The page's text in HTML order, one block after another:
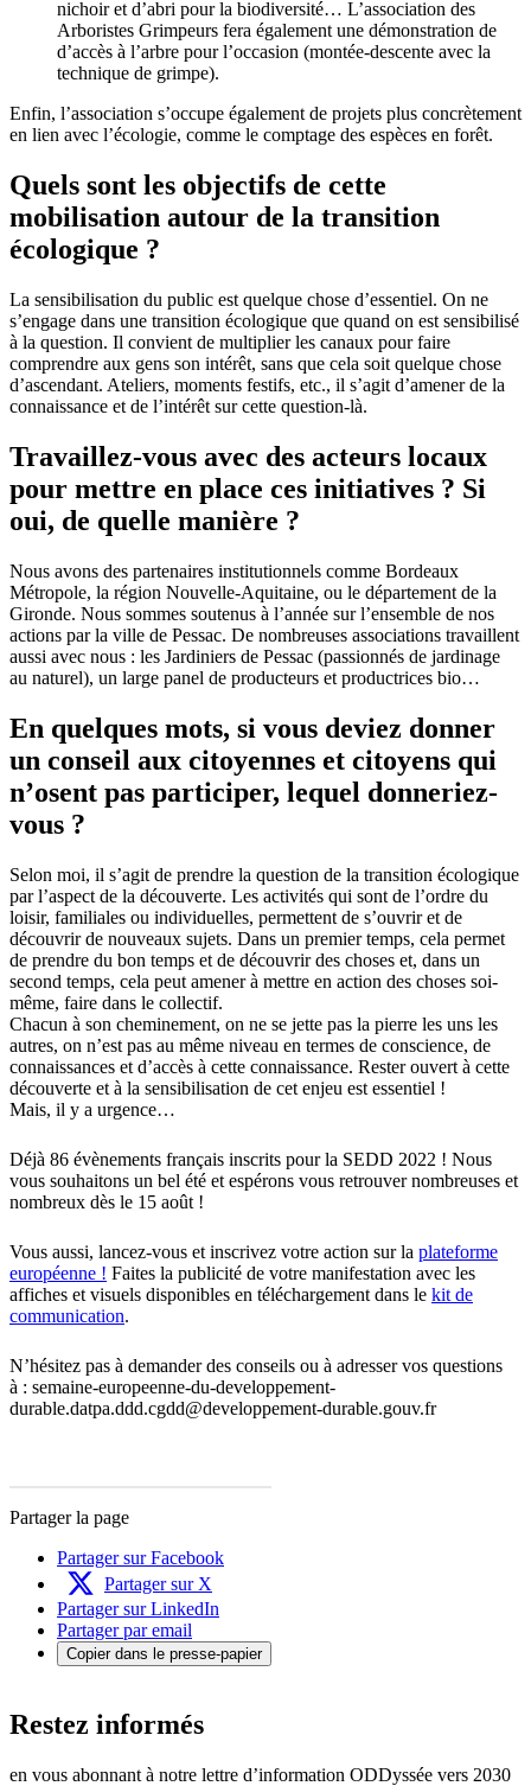
nichoir et d’abri pour la biodiversité… L’association des
Arboristes Grimpeurs fera également une démonstration de
d’accès à l’arbre pour l’occasion (montée-descente avec la
technique de grimpe).
Enfin, l’association s’occupe également de projets plus concrètement
en lien avec l’écologie, comme le comptage des espèces en forêt.
Quels sont les objectifs de cette
mobilisation autour de la transition
écologique ?
La sensibilisation du public est quelque chose d’essentiel. On ne
s’engage dans une transition écologique que quand on est sensibilisé
à la question. Il convient de multiplier les canaux pour faire
comprendre aux gens son intérêt, sans que cela soit quelque chose
d’ascendant. Ateliers, moments festifs, etc., il s’agit d’amener de la
connaissance et de l’intérêt sur cette question-là.
Travaillez-vous avec des acteurs locaux
pour mettre en place ces initiatives ? Si
oui, de quelle manière ?
Nous avons des partenaires institutionnels comme Bordeaux
Métropole, la région Nouvelle-Aquitaine, ou le département de la
Gironde. Nous sommes soutenus à l’année sur l’ensemble de nos
actions par la ville de Pessac. De nombreuses associations travaillent
aussi avec nous : les Jardiniers de Pessac (passionnés de jardinage
au naturel), un large panel de producteurs et productrices bio…
En quelques mots, si vous deviez donner
un conseil aux citoyennes et citoyens qui
n’osent pas participer, lequel donneriez-
vous ?
Selon moi, il s’agit de prendre la question de la transition écologique
par l’aspect de la découverte. Les activités qui sont de l’ordre du
loisir, familiales ou individuelles, permettent de s’ouvrir et de
découvrir de nouveaux sujets. Dans un premier temps, cela permet
de prendre du bon temps et de découvrir des choses et, dans un
second temps, cela peut amener à mettre en action des choses soi-
même, faire dans le collectif.
Chacun à son cheminement, on ne se jette pas la pierre les uns les
autres, on n’est pas au même niveau en termes de conscience, de
connaissances et d’accès à cette connaissance. Rester ouvert à cette
découverte et à la sensibilisation de cet enjeu est essentiel !
Mais, il y a urgence…
Déjà 86 évènements français inscrits pour la SEDD 2022 ! Nous
vous souhaitons un bel été et espérons vous retrouver nombreuses et
nombreux dès le 15 août !
Vous aussi, lancez-vous et inscrivez votre action sur la plateforme
européenne ! Faites la publicité de votre manifestation avec les
affiches et visuels disponibles en téléchargement dans le kit de
communication.
N’hésitez pas à demander des conseils ou à adresser vos questions
à : semaine-europeenne-du-developpement-
durable.datpa.ddd.cgdd@developpement-durable.gouv.fr
Partager la page
Partager sur Facebook
Partager sur X
Partager sur LinkedIn
Partager par email
Copier dans le presse-papier
Restez informés
en vous abonnant à notre lettre d’information ODDyssée vers 2030